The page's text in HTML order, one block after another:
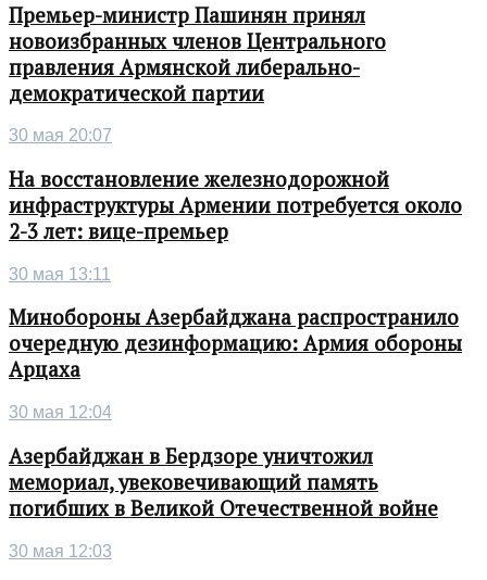
Премьер-министр Пашинян принял
новоизбранных членов Центрального
правления Армянской либерально-
демократической партии
30 мая 20:07
На восстановление железнодорожной
инфраструктуры Армении потребуется около
2-3 лет: вице-премьер
30 мая 13:11
Минобороны Азербайджана распространило
очередную дезинформацию: Армия обороны
Арцаха
30 мая 12:04
Азербайджан в Бердзоре уничтожил
мемориал, увековечивающий память
погибших в Великой Отечественной войне
30 мая 12:03